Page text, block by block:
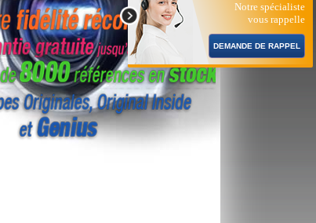
Notre spécialiste
vous rappelle
DEMANDE DE RAPPEL